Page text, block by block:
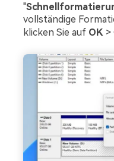
"
vollständige
klicken Sie auf OK >